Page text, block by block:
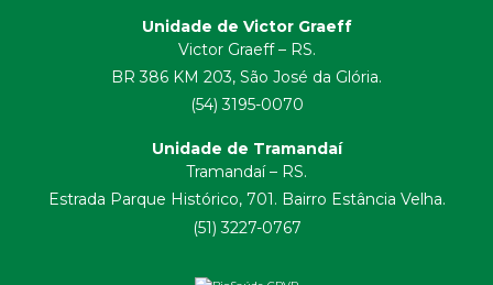
Unidade de Victor Graeff
Victor Graeff – RS.
BR 386 KM 203, São José da Glória.
(54) 3195-0070
Unidade de Tramandaí
Tramandaí – RS.
Estrada Parque Histórico, 701. Bairro Estância Velha.
(51) 3227-0767